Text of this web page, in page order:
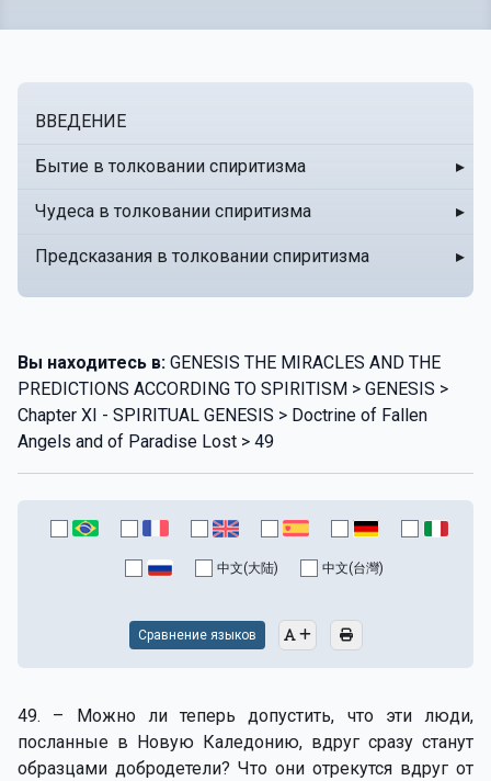
ВВЕДЕНИЕ
Бытие в толковании спиритизма ▸
Чудеса в толковании спиритизма ▸
Предсказания в толковании спиритизма ▸
Вы находитесь в: GENESIS THE MIRACLES AND THE
PREDICTIONS ACCORDING TO SPIRITISM > GENESIS >
Chapter XI - SPIRITUAL GENESIS > Doctrine of Fallen
Angels and of Paradise Lost > 49
中文(大陆) 中文(台灣)
Сравнение языков
49. – Можно ли теперь допустить, что эти люди,
посланные в Новую Каледонию, вдруг сразу станут
образцами добродетели? Что они отрекутся вдруг от